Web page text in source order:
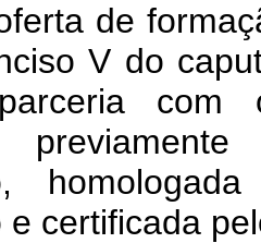
de
V do
com
e certificada